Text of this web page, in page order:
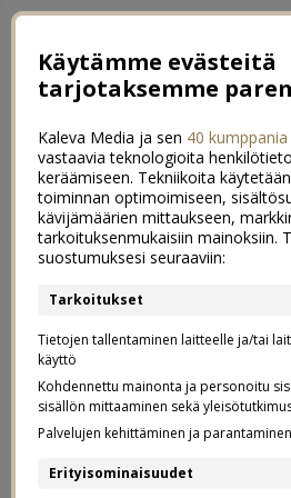
Kaupallinen
Ekaluokkalaiselle
älypuhelin?
11.11.2024
Meidän
kellopuhelimen, jotta kerkesi
rauhassa pari kuukautta
Käytämme evästeitä
tarjotaksemme
Kaleva Media ja sen 40 kumppania
vastaavia teknologioita
keräämiseen. Tekniikoita
toiminnan optimoimiseen,
kävijämäärien mittaukseen,
tarkoituksenmukaisiin mainoksiin.
suostumuksesi seuraaviin:
Tarkoitukset
Tietojen tallentaminen laitteelle ja/tai
käyttö
Kohdennettu mainonta ja personoitu
sisällön mittaaminen sekä
Palvelujen kehittäminen ja parantaminen
Erityisominaisuudet